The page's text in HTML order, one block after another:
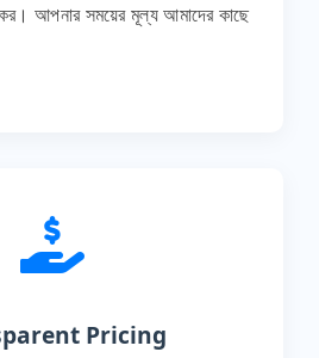
আপনার সময়ের মূল্য আমাদের কাছে
Pricing